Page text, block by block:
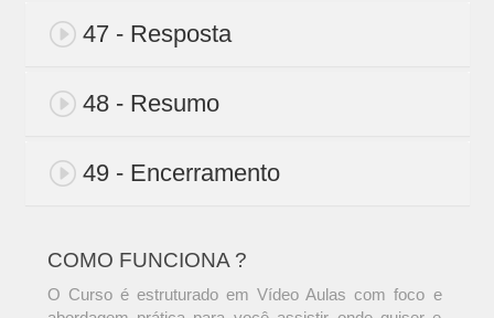
47 - Resposta
48 - Resumo
49 - Encerramento
COMO FUNCIONA ?
O Curso é estruturado em Vídeo Aulas com foco e